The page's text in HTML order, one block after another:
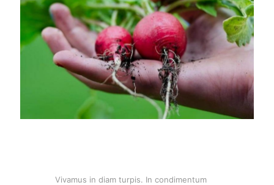
Vivamus in diam turpis. In condimentum